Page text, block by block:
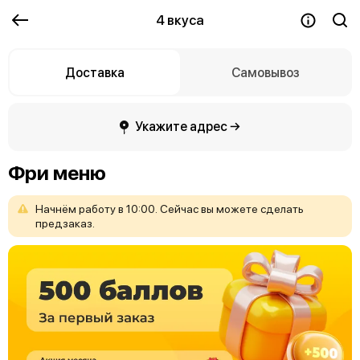
4 вкуса
Доставка Самовывоз
Укажите адрес →
Фри меню
Начнём работув 10:00. Сейчасвы можете сделать
предзаказ.